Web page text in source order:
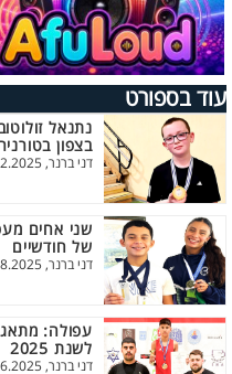
עוד בספורט
נתנאל
בצפון
דני ברנר, 2.12.2025
שני אחים
של חודשיים
דני ברנר, 11.8.2025
עפולה:
לשנת 2025
דני ברנר, 30.6.2025